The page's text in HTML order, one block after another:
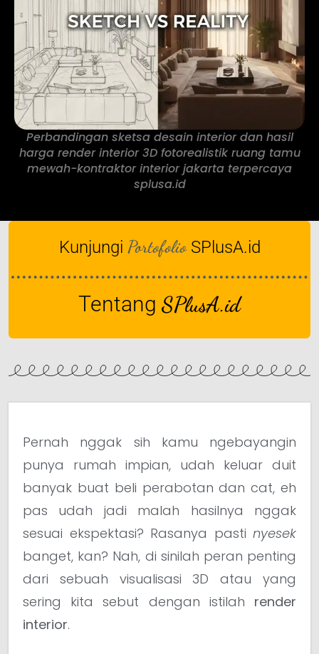
Perbandingan sketsa desain interior dan hasil
harga render interior 3D fotorealistik ruang tamu
mewah-kontraktor interior jakarta terpercaya
splusa.id
Kunjungi Portofolio SPlusA.id
Tentang SPlusA.id
Pernah nggak sih kamu ngebayangin
punya rumah impian, udah keluar duit
banyak buat beli perabotan dan cat, eh
pas udah jadi malah hasilnya nggak
sesuai ekspektasi? Rasanya pasti nyesek
banget, kan? Nah, di sinilah peran penting
dari sebuah visualisasi 3D atau yang
sering kita sebut dengan istilah render
interior.